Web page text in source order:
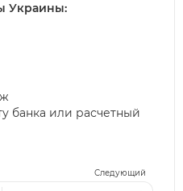
Следующий
Украины:
банка или расчетный